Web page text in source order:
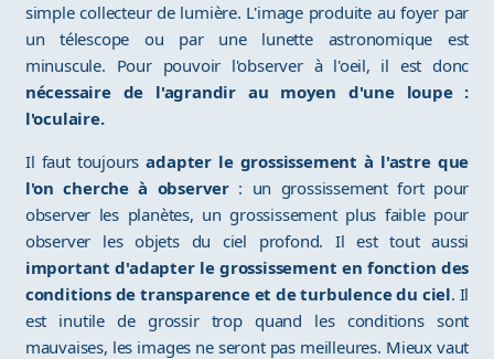
simple collecteur de lumière. L'image produite au foyer par
un télescope ou par une lunette astronomique est
minuscule. Pour pouvoir l'observer à l'oeil, il est donc
nécessaire de l'agrandir au moyen d'une loupe :
l'oculaire.
Il faut toujoursadapter le grossissement à l'astre que
l'on cherche à observer : un grossissement fort pour
observer les planètes, un grossissement plus faible pour
observer les objets du ciel profond. Il est tout aussi
important d'adapter le grossissement en fonction des
conditions de transparence et de turbulence du ciel. Il
est inutile de grossir trop quand les conditions sont
mauvaises, les images ne seront pas meilleures. Mieux vaut